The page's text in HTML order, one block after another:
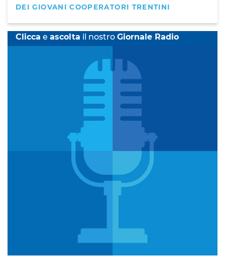
DEI GIOVANI COOPERATORI TRENTINI
Clicca e ascolta il nostro Giornale Radio